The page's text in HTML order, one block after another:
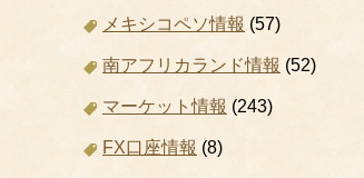
メキシコペソ情報 (57)
南アフリカランド情報 (52)
マーケット情報 (243)
FX口座情報 (8)